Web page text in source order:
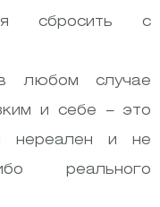
сбросить с
любом случае
и себе – это
нереален и не
реального